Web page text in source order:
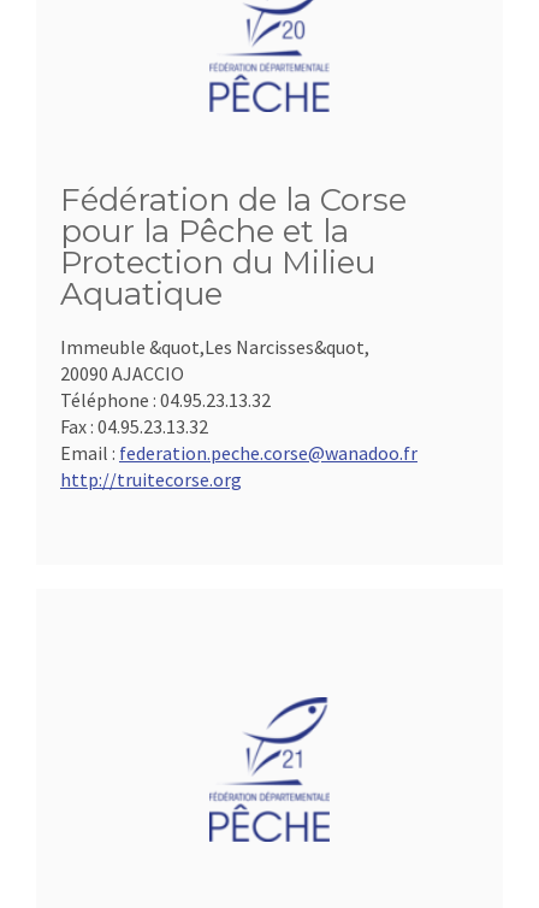
Fédération de la Corse
pour la Pêche et la
Protection du Milieu
Aquatique
Immeuble &quot,Les Narcisses&quot,
20090 AJACCIO
Téléphone : 04.95.23.13.32
Fax : 04.95.23.13.32
Email : federation.peche.corse@wanadoo.fr
http://truitecorse.org